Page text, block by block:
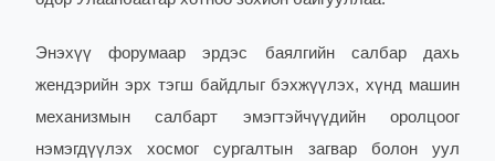
Энэхүү форумаар эрдэс баялгийн салбар дахь
жендэрийн эрх тэгш байдлыг бэхжүүлэх, хүнд машин
механизмын салбарт эмэгтэйчүүдийн оролцоог
нэмэгдүүлэх хосмог сургалтын загвар болон уул